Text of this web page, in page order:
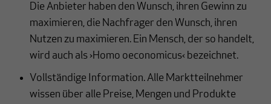
Die Anbieter haben den Wunsch, ihren Gewinn zu
maximieren, die Nachfrager den Wunsch, ihren
Nutzen zu maximieren. Ein Mensch, der so handelt,
wird auch als ›Homo oeconomicus‹ bezeichnet.
Vollständige Information. Alle Marktteilnehmer
wissen über alle Preise, Mengen und Produkte